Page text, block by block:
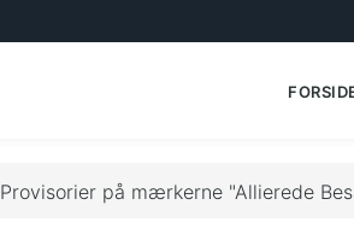
Provisorier på mærkerne "Allierede